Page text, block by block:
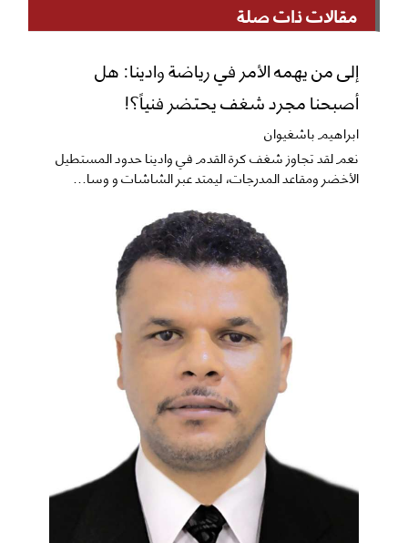
مقالات ذات صلة
إلى من يهمه الأمر في رياضة وادينا: هل
أصبحنا مجرد شغف يحتضر فنياً؟!
ابراهيم باشغيوان
نعم ​لقد تجاوز شغف كرة القدم في وادينا حدود المستطيل
الأخضر ومقاعد المدرجات، ليمتد عبر الشاشات و وسا...